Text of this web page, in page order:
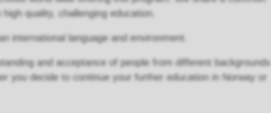
quality, challenging education.
international language and environment.
and acceptance of people from different backgrounds
you decide to continue your further education in Norway or